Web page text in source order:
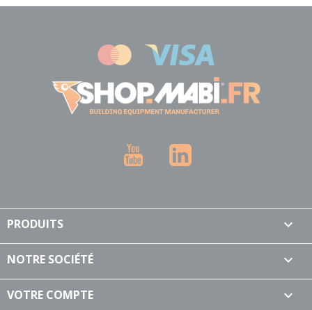
YouTube
PRODUITS 
NOTRE SOCIÉTÉ 
VOTRE COMPTE 